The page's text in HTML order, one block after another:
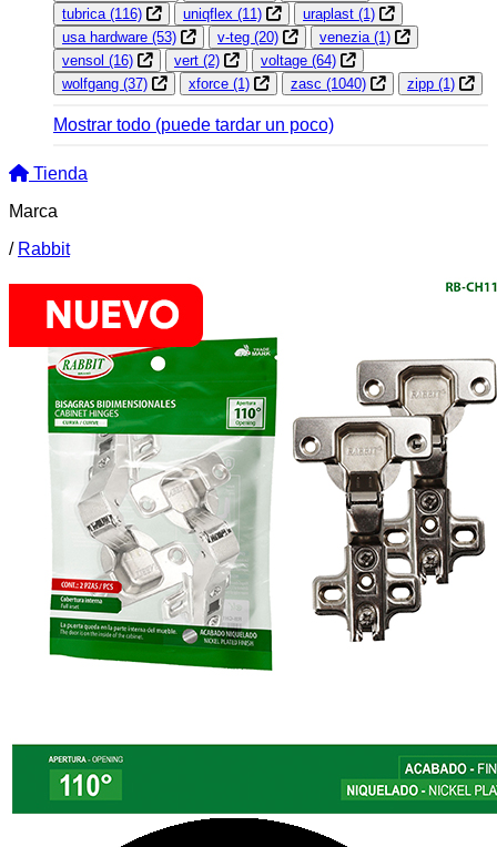
tubrica (116) uniqflex (11) uraplast (1)
usa hardware (53) v-teg (20) venezia (1)
vensol (16) vert (2) voltage (64)
wolfgang (37) xforce (1) zasc (1040) zipp (1)
Mostrar todo (puede tardar un poco)
Tienda
Marca
/ Rabbit